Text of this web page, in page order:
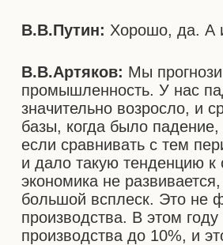
В.В.Путин: Хорошо, да. А
В.В.Артяков: Мы
промышленность. У нас
значительно возросло, и
базы, когда было
если сравнивать с тем
и дало такую тенденцию к
экономика не
большой всплеск. Это не
производства. В этом
производства до 10%, и